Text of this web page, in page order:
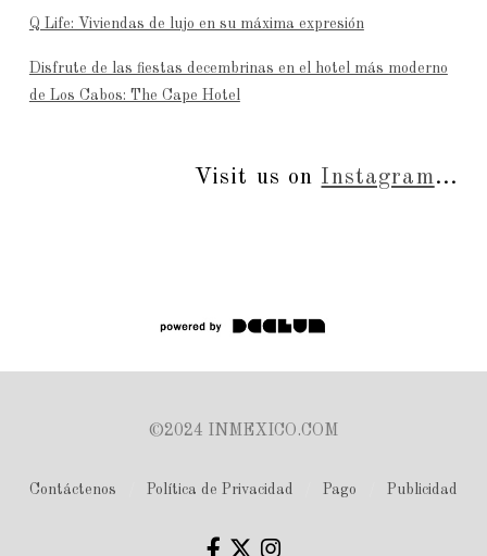
Q Life: Viviendas de lujo en su máxima expresión
Disfrute de las fiestas decembrinas en el hotel más moderno
de Los Cabos: The Cape Hotel
Visit us on Instagram...
©2024 INMEXICO.COM
Contáctenos Política de Privacidad Pago Publicidad